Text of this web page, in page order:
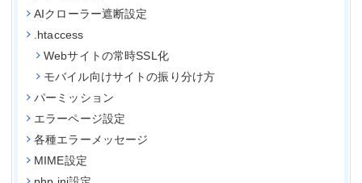
AIクローラー遮断設定
.htaccess
Webサイトの常時SSL化
モバイル向けサイトの振り分け方
パーミッション
エラーページ設定
各種エラーメッセージ
MIME設定